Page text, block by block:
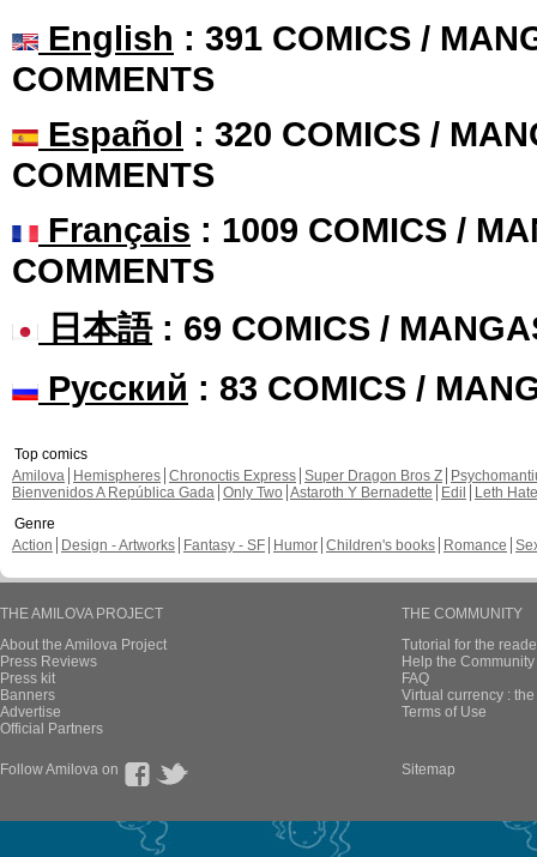
English : 391 COMICS /
COMMENTS
Español : 320 COMICS /
COMMENTS
Français : 1009 COMICS /
COMMENTS
日本語: 69 COMICS /
Русский : 83 COMICS /
Top comics
Amilova
Hemispheres Chronoctis Express Super Dragon Bros Z
Bienvenidos A República Gada Only Two Astaroth Y Bernadette Edil
Leth Hate
Genre
Action
Design - Artworks Fantasy - SF Humor Children's books Romance
THE AMILOVA PROJECT
About the Amilova Project
Press Reviews
Press kit
Banners
Advertise
Official Partners
THE COMMUNITY
Tutorial for the
Help the
FAQ
Virtual currency :
Terms of Use
Follow Amilova on Sitemap